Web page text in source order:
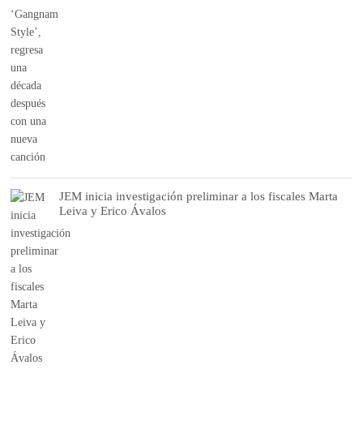
JEM inicia investigación preliminar a los fiscales Marta
Leiva y Erico Ávalos